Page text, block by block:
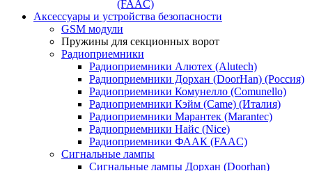
(FAAC)
Аксессуары и устройства безопасности
GSM модули
Пружины для секционных ворот
Радиоприемники
Радиоприемники Алютех (Alutech)
Радиоприемники Дорхан (DoorHan) (Россия)
Радиоприемники Комунелло (Comunello)
Радиоприемники Кэйм (Came) (Италия)
Радиоприемники Марантек (Marantec)
Радиоприемники Найс (Nice)
Радиоприемники ФААК (FAAC)
Сигнальные лампы
Сигнальные лампы Дорхан (Doorhan)